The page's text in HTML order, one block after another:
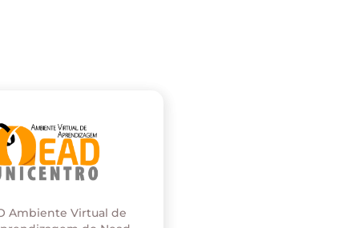
Ambiente Virtual de